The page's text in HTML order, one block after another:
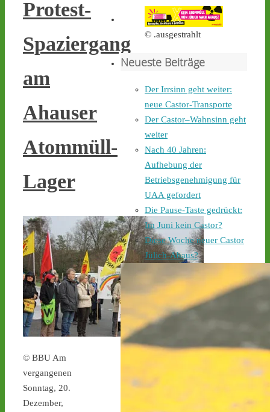
Protest-
Spaziergang
am
Ahauser
Atommüll-
Lager
© BBU Am
vergangenen
Sonntag, 20.
Dezember,
castor-stoppen.de/ticker/
#atommüll #castor
castor-stoppen.de
stoppen!
2 4
Castor stoppen!
@castorstoppen.bsky.social
Gegen 0.35 Uhr erreicht
der Castor-Konvoi das
Dreieck Bottrop und fährt
weiter auf die A31, den
letzten Autobahnabschnitt
bis nach Ahaus -
stoppen.de/ticker/
#atommüll
#castor
castor-stoppen.de
Ticker – Castor
stoppen!
© .ausgestrahlt
Neueste Beiträge
Der Irrsinn geht weiter:
neue Castor-Transporte
Der Castor–Wahnsinn geht
weiter
Nach 40 Jahren:
Aufhebung der
Betriebsgenehmigung für
UAA gefordert
Die Pause-Taste gedrückt:
Im Juni kein Castor?
Diese Woche neuer Castor
Jülich-Ahaus?